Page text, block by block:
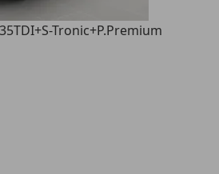
Tronic+P.Premium